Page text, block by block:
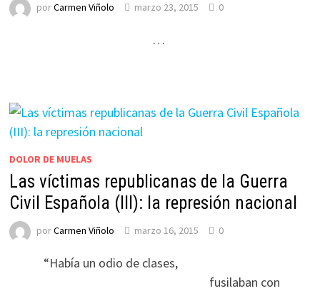
porCarmen Viñolo marzo 23, 2015 0
…
DOLOR DE MUELAS
Las víctimas republicanas de la Guerra
Civil Española (III): la represión nacional
porCarmen Viñolo marzo 16, 2015 0
“Había un odio de clases,
fusilaban con